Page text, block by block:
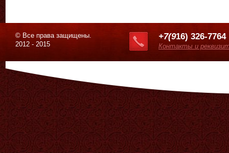
© Все права защищены.
2012 - 2015
+7(916) 326-7764
Контакты и